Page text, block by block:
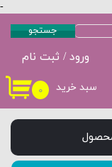
-
۰ سبد خرید
ورود / ثبت نام
جستجو